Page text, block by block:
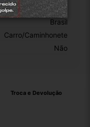
Não
Brasil
Carro/Caminhonete
Não
Troca e Devolução